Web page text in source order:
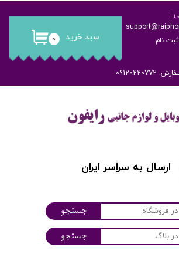
۰ سبد خرید ثبت نام
جستجو
جستجو
ارسال به سراسر ایران